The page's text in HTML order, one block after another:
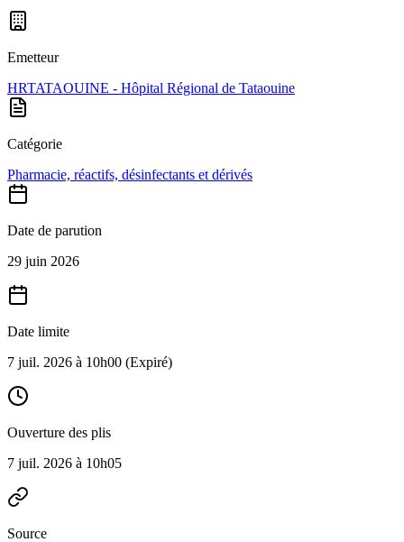
Emetteur
HRTATAOUINE - Hôpital Régional de Tataouine
Catégorie
Pharmacie, réactifs, désinfectants et dérivés
Date de parution
29 juin 2026
Date limite
7 juil. 2026 à 10h00 (Expiré)
Ouverture des plis
7 juil. 2026 à 10h05
Source